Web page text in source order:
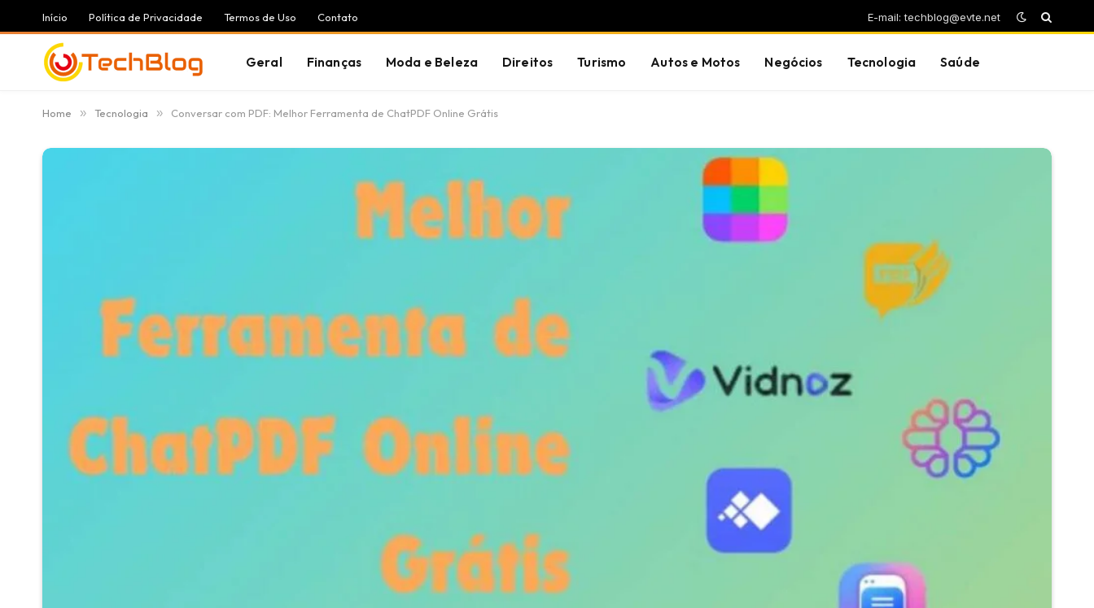
Início Política de Privacidade Termos de Uso Contato E-mail: techblog@evte.net
Geral Finanças Moda e Beleza Direitos Turismo Autos e Motos Negócios Tecnologia Saúde
Home » Tecnologia » Conversar com PDF: Melhor Ferramenta de ChatPDF Online Grátis